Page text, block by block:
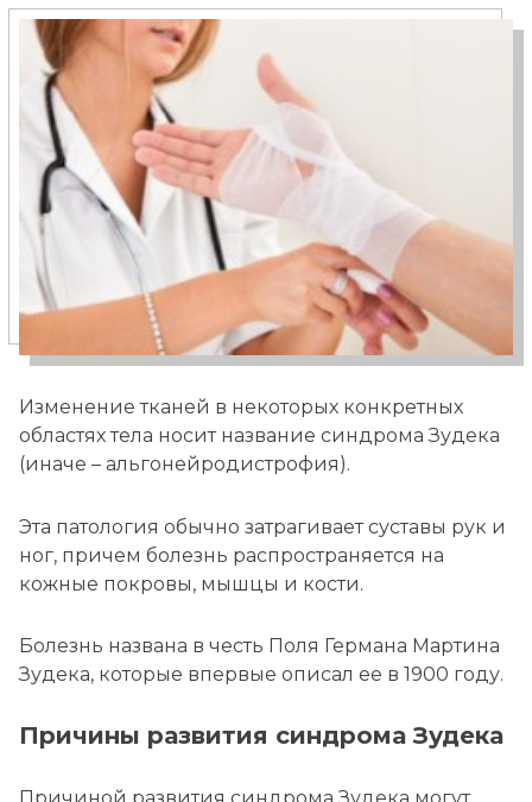
Медицинский туризм
Москва — Израиль
Изменение тканей в некоторых конкретных
областях тела носит название синдрома Зудека
(иначе – альгонейродистрофия).
Эта патология обычно затрагивает суставы рук и
ног, причем болезнь распространяется на
кожные покровы, мышцы и кости.
Болезнь названа в честь Поля Германа Мартина
Зудека, которые впервые описал ее в 1900 году.
Причины развития синдрома Зудека